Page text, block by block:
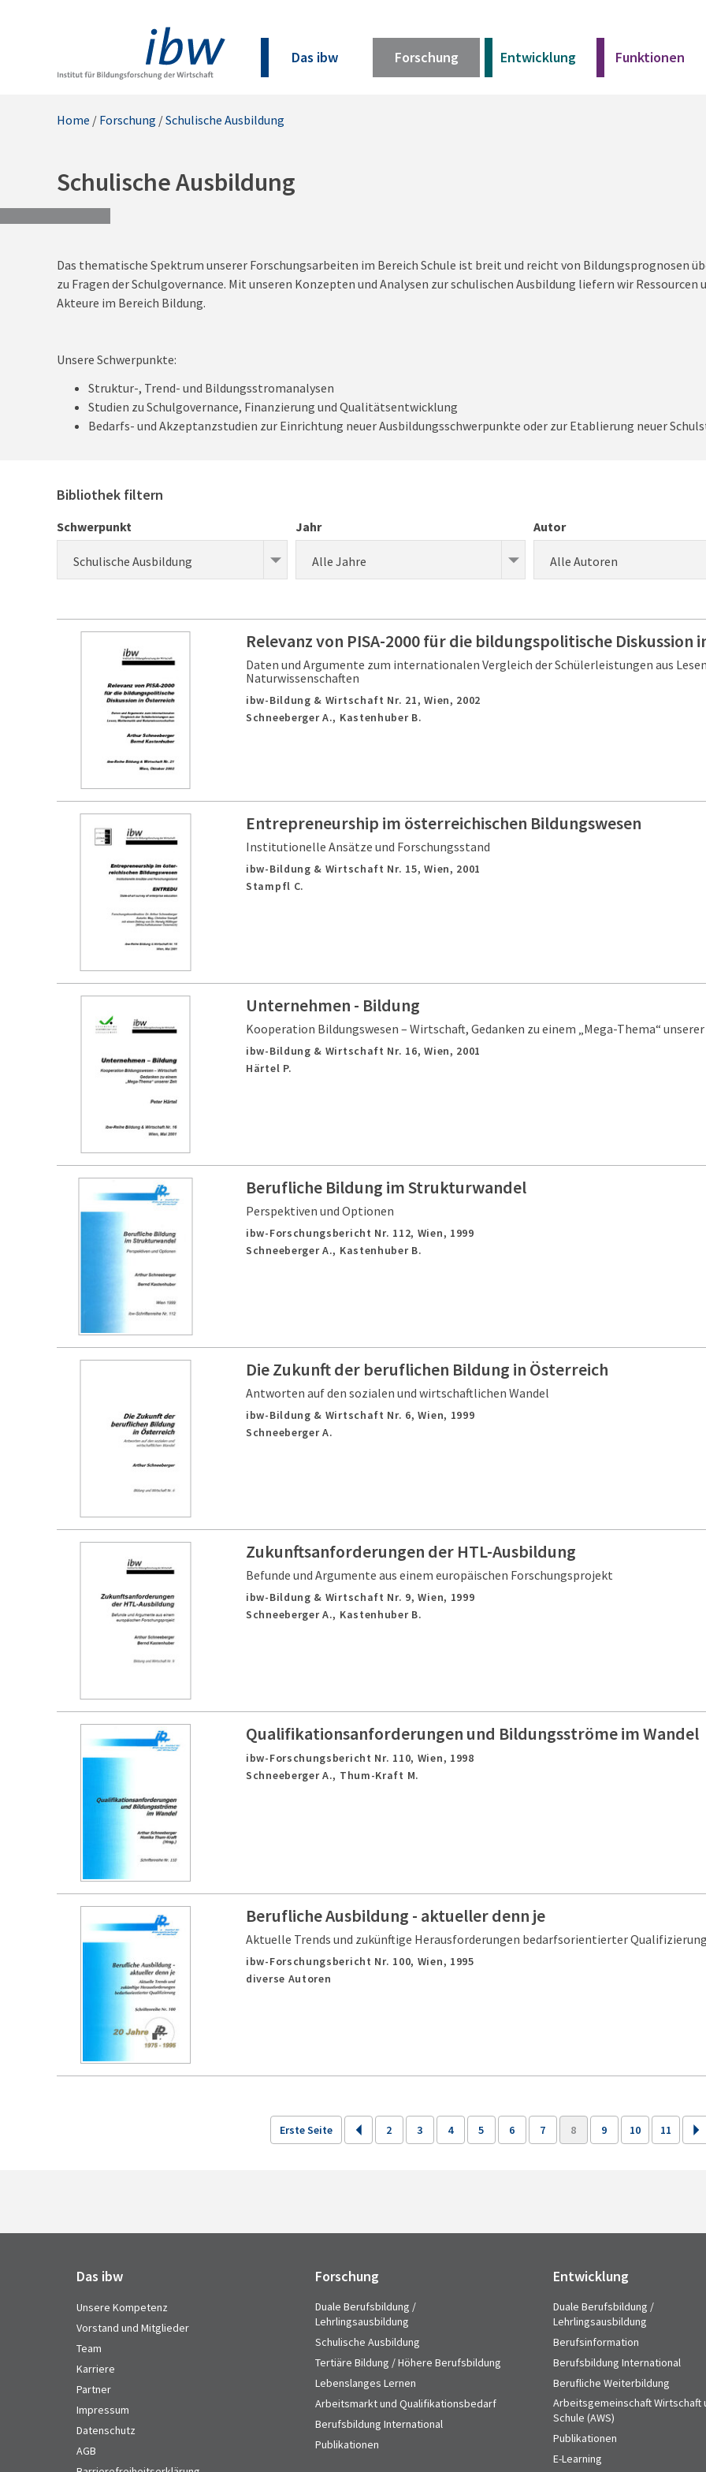
Das ibw Forschung Entwicklung Funktionen
Kurz erklärt
Home / Forschung /Schulische Ausbildung
Schulische Ausbildung
Das thematische Spektrum unserer Forschungsarbeiten im Bereich Schule ist breit und reicht von Bildungsprognosen
zu Fragen der Schulgovernance. Mit unseren Konzepten und Analysen zur schulischen Ausbildung liefern wir Ressourcen
Akteure im Bereich Bildung.
Unsere Schwerpunkte:
Struktur-, Trend- und Bildungsstromanalysen
Studien zu Schulgovernance, Finanzierung und Qualitätsentwicklung
Bedarfs- und Akzeptanzstudien zur Einrichtung neuer Ausbildungsschwerpunkte oder zur Etablierung neuer
Bibliothek filtern
Schwerpunkt
Schulische Ausbildung
Jahr
Alle Jahre
Autor
Alle Autoren
Relevanz von PISA-2000 für die bildungspolitische Diskussion
Daten und Argumente zum internationalen Vergleich der Schülerleistungen aus
Naturwissenschaften
ibw-Bildung & Wirtschaft Nr. 21,Wien, 2002
Schneeberger A., Kastenhuber B.
Entrepreneurship im österreichischen Bildungswesen
Institutionelle Ansätze und Forschungsstand
ibw-Bildung & Wirtschaft Nr. 15,Wien, 2001
Stampfl C.
Unternehmen - Bildung
Kooperation Bildungswesen – Wirtschaft, Gedanken zu einem „Mega-Thema“
ibw-Bildung & Wirtschaft Nr. 16,Wien, 2001
Härtel P.
Berufliche Bildung im Strukturwandel
Perspektiven und Optionen
ibw-Forschungsbericht Nr. 112, Wien, 1999
Schneeberger A., Kastenhuber B.
Die Zukunft der beruflichen Bildung in Österreich
Antworten auf den sozialen und wirtschaftlichen Wandel
ibw-Bildung & Wirtschaft Nr. 6,Wien, 1999
Schneeberger A.
Zukunftsanforderungen der HTL-Ausbildung
Befunde und Argumente aus einem europäischen Forschungsprojekt
ibw-Bildung & Wirtschaft Nr. 9,Wien, 1999
Schneeberger A., Kastenhuber B.
Qualifikationsanforderungen und Bildungsströme im Wandel
ibw-Forschungsbericht Nr. 110, Wien, 1998
Schneeberger A., Thum-Kraft M.
Berufliche Ausbildung - aktueller denn je
Aktuelle Trends und zukünftige Herausforderungen bedarfsorientierter
ibw-Forschungsbericht Nr. 100, Wien, 1995
diverse Autoren
Erste Seite 2 3 4 5 6 7 8 9 10 11
Das ibw
Unsere Kompetenz
Vorstand und Mitglieder
Team
Karriere
Partner
Impressum
Datenschutz
AGB
Forschung
Duale Berufsbildung /
Lehrlingsausbildung
Schulische Ausbildung
Tertiäre Bildung / Höhere Berufsbildung
Lebenslanges Lernen
Arbeitsmarkt und Qualifikationsbedarf
Berufsbildung International
Publikationen
Entwicklung
Duale Berufsbildung /
Lehrlingsausbildung
Berufsinformation
Berufsbildung International
Berufliche Weiterbildung
Arbeitsgemeinschaft Wirtschaft
Schule (AWS)
Publikationen
E-Learning